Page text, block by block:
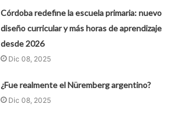
Córdoba redefine la escuela primaria: nuevo
diseño curricular y más horas de aprendizaje
desde 2026
Dic 08, 2025
¿Fue realmente el Nüremberg argentino?
Dic 08, 2025